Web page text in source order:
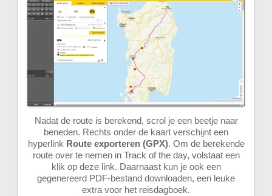
Nadat de route is berekend, scrol je een beetje naar
beneden. Rechts onder de kaart verschijnt een
hyperlink Route exporteren (GPX). Om de berekende
route over te nemen in Track of the day, volstaat een
klik op deze link. Daarnaast kun je ook een
gegenereerd PDF-bestand downloaden, een leuke
extra voor het reisdagboek.